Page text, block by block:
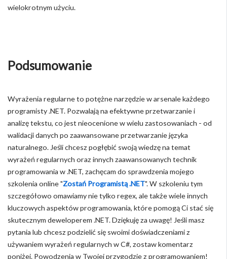
wielokrotnym użyciu.
Podsumowanie
Wyrażenia regularne to potężne narzędzie w arsenale każdego
programisty .NET. Pozwalają na efektywne przetwarzanie i
analizę tekstu, co jest nieocenione w wielu zastosowaniach - od
walidacji danych po zaawansowane przetwarzanie języka
naturalnego. Jeśli chcesz pogłębić swoją wiedzę na temat
wyrażeń regularnych oraz innych zaawansowanych technik
programowania w .NET, zachęcam do sprawdzenia mojego
szkolenia online "Zostań Programistą .NET". W szkoleniu tym
szczegółowo omawiamy nie tylko regex, ale także wiele innych
kluczowych aspektów programowania, które pomogą Ci stać się
skutecznym deweloperem .NET. Dziękuję za uwagę! Jeśli masz
pytania lub chcesz podzielić się swoimi doświadczeniami z
używaniem wyrażeń regularnych w C#, zostaw komentarz
poniżej. Powodzenia w Twojej przygodzie z programowaniem!